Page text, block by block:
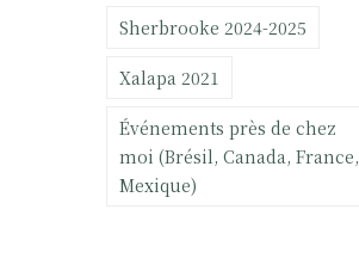
Sherbrooke 2024-2025
Xalapa 2021
Événements près de chez
moi (Brésil, Canada, France,
Mexique)